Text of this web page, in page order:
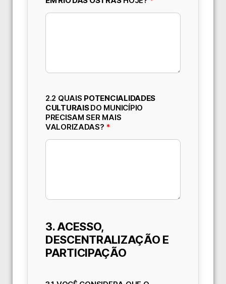
2.2 QUAIS POTENCIALIDADES
CULTURAISDO MUNICÍPIO
PRECISAM SER MAIS
VALORIZADAS? *
3. ACESSO,
DESCENTRALIZAÇÃO E
PARTICIPAÇÃO